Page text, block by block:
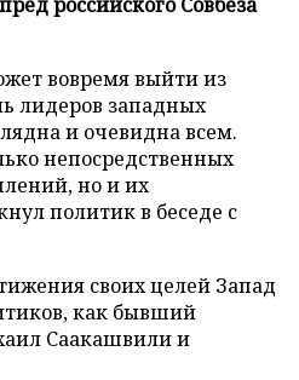
вовремя выйти из
лидеров западных
и очевидна всем.
непосредственных
но и их
политик в беседе с
своих целей Запад
как бывший
Саакашвили и